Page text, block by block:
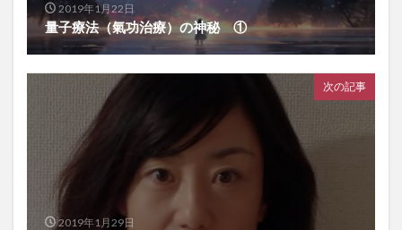
2019年1月22日
量子療法（氣功治療）の神秘 ①
次の記事
2019年1月29日